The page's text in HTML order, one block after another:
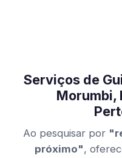
Serviços de
Morumbi,
Ao pesquisar por
próximo",